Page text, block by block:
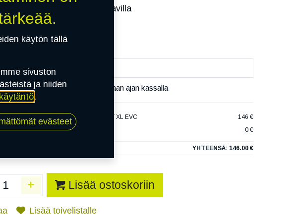
Saatavilla
3 arkipäivää
asennuksen, pääset varaamaan ajan kassalla
84V CONTINENTAL ULTRACONTACT XL EVC
146 €
0 €
YHTEENSÄ: 146.00 €
Lisää ostoskoriin
Lisää toivelistalle
käytön tällä
sivuston
ja niiden
.
evästeet